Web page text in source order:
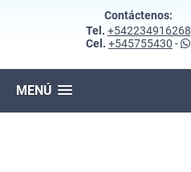
Contáctenos:
Tel. +542234916268
Cel. +545755430 -
MENÚ